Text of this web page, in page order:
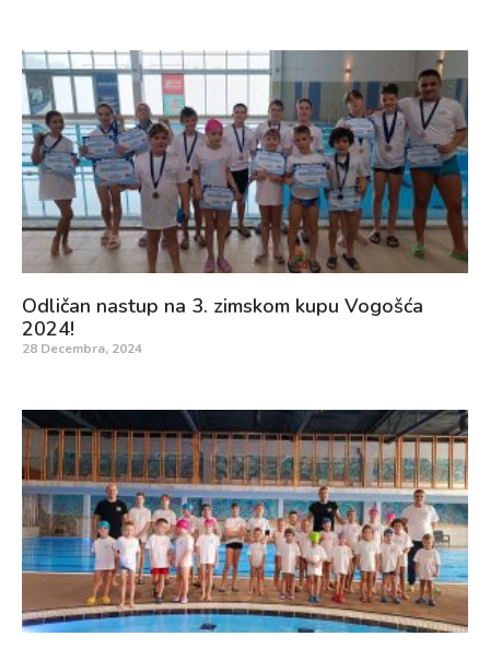
Odličan nastup na 3. zimskom kupu Vogošća
2024!
28 Decembra, 2024